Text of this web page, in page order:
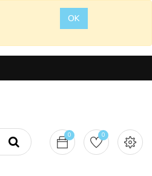
OK
0 0